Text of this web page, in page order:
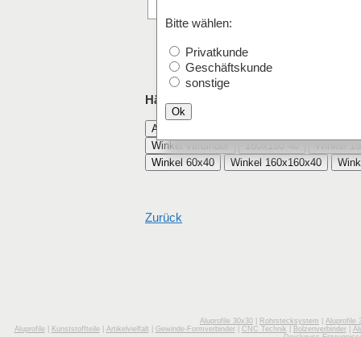
Bitte wählen:
Privatkunde
Geschäftskunde
sonstige
Ok
Häufig mit Winkel 160x160x40 AL
Aluprofile winkel
Winkel verbinder
160x160 40
Winkel 16
Winkel 60x40
Winkel 160x160x40
Zurück
Aluprofile 30x30 Rohrstecksystem
Aluprofile
Aluprofile| Kunststoffteile| Artikelvielfalt Gewinde-Formverbinder| CNC Technik Bolzenverbinder|